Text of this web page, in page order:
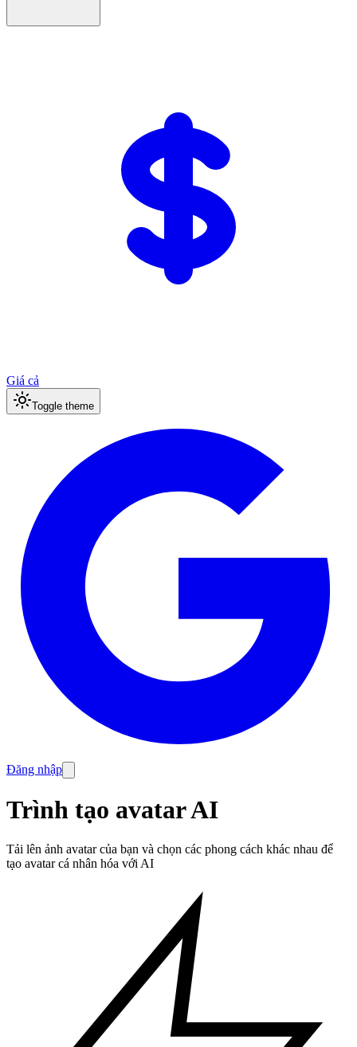
Giá cả
Toggle theme
Đăng nhập
Trình tạo avatar AI
Tải lên ảnh avatar của bạn và chọn các phong cách khác nhau để
tạo avatar cá nhân hóa với AI